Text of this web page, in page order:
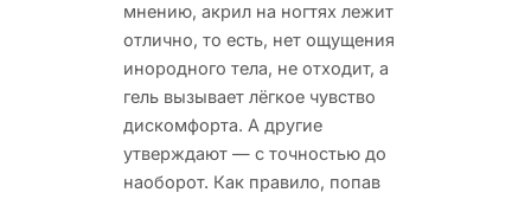
мнению, акрил на ногтях лежит
отлично, то есть, нет ощущения
инородного тела, не отходит, а
гель вызывает лёгкое чувство
дискомфорта. А другие
утверждают — с точностью до
наоборот. Как правило, попав